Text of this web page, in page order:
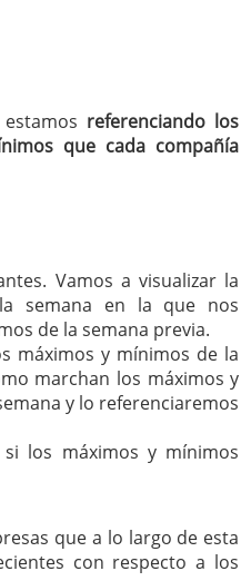
referenciando los
que cada compañía
Vamos a visualizar la
semana en la que nos
de la semana previa.
máximos y mínimos de la
marchan los máximos y
y lo referenciaremos
los máximos y mínimos
que a lo largo de esta
con respecto a los